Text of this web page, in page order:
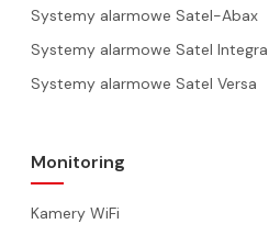
Systemy alarmowe Satel-Abax
Systemy alarmowe Satel Integra
Systemy alarmowe Satel Versa
Monitoring
Kamery WiFi